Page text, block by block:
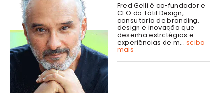
Fred Gelli é co-fundador e
CEO da Tátil Design,
consultoria de branding,
design e inovação que
desenha estratégias e
experiências de m...saiba
mais